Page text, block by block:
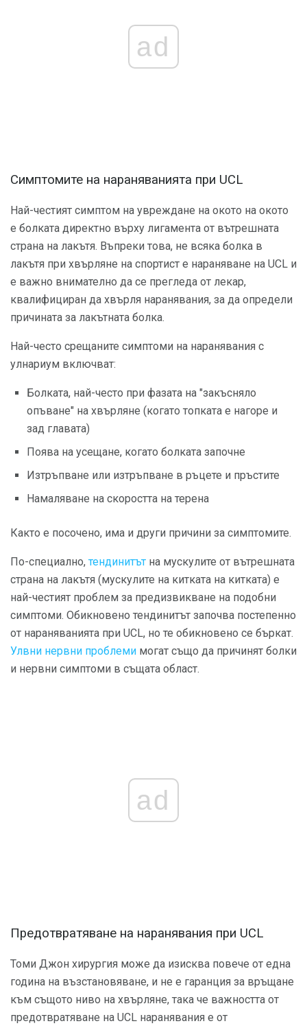
ad
Симптомите на нараняванията при UCL
Най-честият симптом на увреждане на окото на окото
е болката директно върху лигамента от вътрешната
страна на лакътя. Въпреки това, не всяка болка в
лакътя при хвърляне на спортист е нараняване на UCL и
е важно внимателно да се прегледа от лекар,
квалифициран да хвърля наранявания, за да определи
причината за лакътната болка.
Най-често срещаните симптоми на наранявания с
улнариум включват:
Болката, най-често при фазата на "закъсняло
опъване" на хвърляне (когато топката е нагоре и
зад главата)
Поява на усещане, когато болката започне
Изтръпване или изтръпване в ръцете и пръстите
Намаляване на скоростта на терена
Както е посочено, има и други причини за симптомите.
По-специално, тендинитът на мускулите от вътрешната
страна на лакътя (мускулите на китката на китката) е
най-честият проблем за предизвикване на подобни
симптоми. Обикновено тендинитът започва постепенно
от нараняванията при UCL, но те обикновено се бъркат.
Улвни нервни проблеми могат също да причинят болки
и нервни симптоми в същата област.
ad
Предотвратяване на наранявания при UCL
Томи Джон хирургия може да изисква повече от една
година на възстановяване, и не е гаранция за връщане
към същото ниво на хвърляне, така че важността от
предотвратяване на UCL наранявания е от